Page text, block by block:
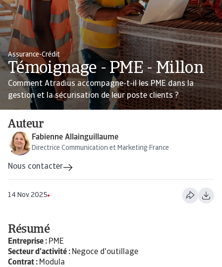
Assurance-Crédit
Témoignage - PME - Millon
Comment Atradius accompagne-t-il les PME dans la
gestion et la sécurisation de leur poste clients ?
Auteur
Fabienne Allainguillaume
Directrice Communication et Marketing France
Nous contacter
14 Nov 2025
Résumé
Entreprise : PME
Secteur d’activité : Negoce d'outillage
Contrat : Modula